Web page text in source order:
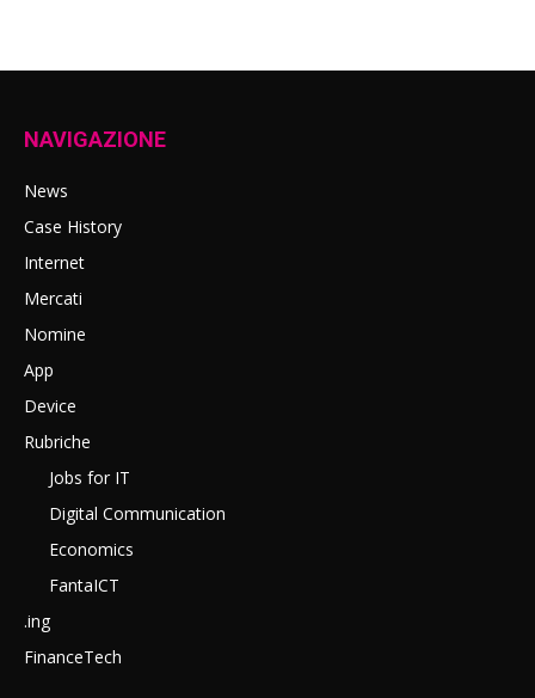
NAVIGAZIONE
News
Case History
Internet
Mercati
Nomine
App
Device
Rubriche
Jobs for IT
Digital Communication
Economics
FantaICT
.ing
FinanceTech